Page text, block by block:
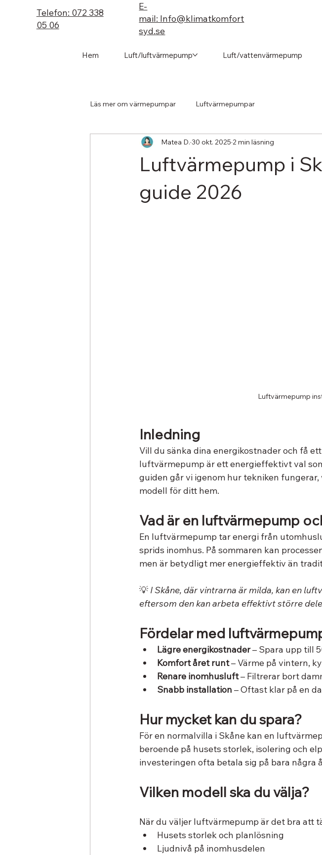
Telefon: 072 338
05 06
E-
mail: Info@klimatkomfort
syd.se
Hem Luft/luftvärmepump Luft/vattenvärmepump
Läs mer om värmepumpar Luftvärmepumpar
Luftvärmepump i
guide 2026
Matea D. 30 okt. 2025 2 min läsning
Luftvärmepump
Inledning
Vill du sänka dina energikostnader och få
luftvärmepump är ett energieffektivt val
guiden går vi igenom hur tekniken
modell för ditt hem.
Vad är en luftvärmepump
En luftvärmepump tar energi från
sprids inomhus. På sommaren kan
men är betydligt mer energieffektiv än
💡 I Skåne, där vintrarna är milda, kan en
eftersom den kan arbeta effektivt större
Fördelar med
Lägre energikostnader – Spara upp till
Komfort året runt – Värme på vintern,
Renare inomhusluft – Filtrerar bort
Snabb installation – Oftast klar på en
Hur mycket kan du spara?
För en normalvilla i Skåne kan en
beroende på husets storlek, isolering och
investeringen ofta betala sig på bara några
Vilken modell ska du välja?
När du väljer luftvärmepump är det bra att
Husets storlek och planlösning
Ljudnivå på inomhusdelen